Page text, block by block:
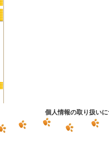
個人情報の取り扱い